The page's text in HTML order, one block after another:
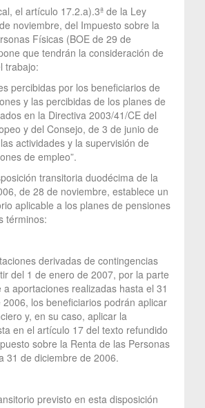
el artículo 17.2.a).3ª de la Ley
noviembre, del Impuesto sobre la
Físicas (BOE de 29 de
que tendrán la consideración de
trabajo:
percibidas por los beneficiarios de
y las percibidas de los planes de
en la Directiva 2003/41/CE del
y del Consejo, de 3 de junio de
actividades y la supervisión de
de empleo”.
transitoria duodécima de la
de 28 de noviembre, establece un
aplicable a los planes de pensiones
términos:
derivadas de contingencias
del 1 de enero de 2007, por la parte
aportaciones realizadas hasta el 31
los beneficiarios podrán aplicar
y, en su caso, aplicar la
en el artículo 17 del texto refundido
sobre la Renta de las Personas
31 de diciembre de 2006.
previsto en esta disposición